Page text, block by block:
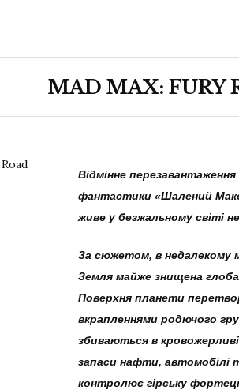
MAD MAX: FURY
Відмінне
фантастики «Шалений
живе у безжальному світі
За сюжетом, в недалекому
Земля майже знищена
Поверхня планети
вкрапленнями родючого
збиваються в
запаси нафти, автомобілі
контролює гірську